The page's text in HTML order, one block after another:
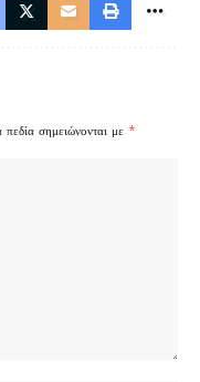
πεδία σημειώνονται με *